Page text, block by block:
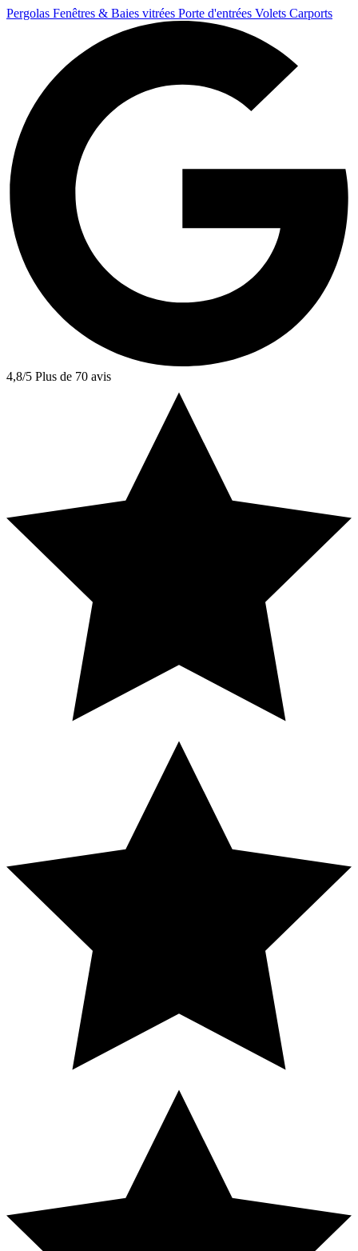
Pergolas Fenêtres & Baies vitrées Porte d'entrées Volets Carports
4,8/5 Plus de 70 avis